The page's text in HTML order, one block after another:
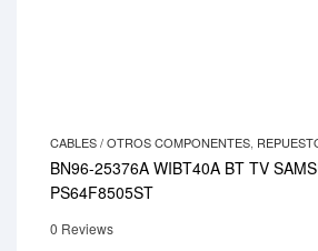
CABLES / OTROS COMPONENTES
BN96-25376A WIBT40A BT TV
PS64F8505ST
0 Reviews